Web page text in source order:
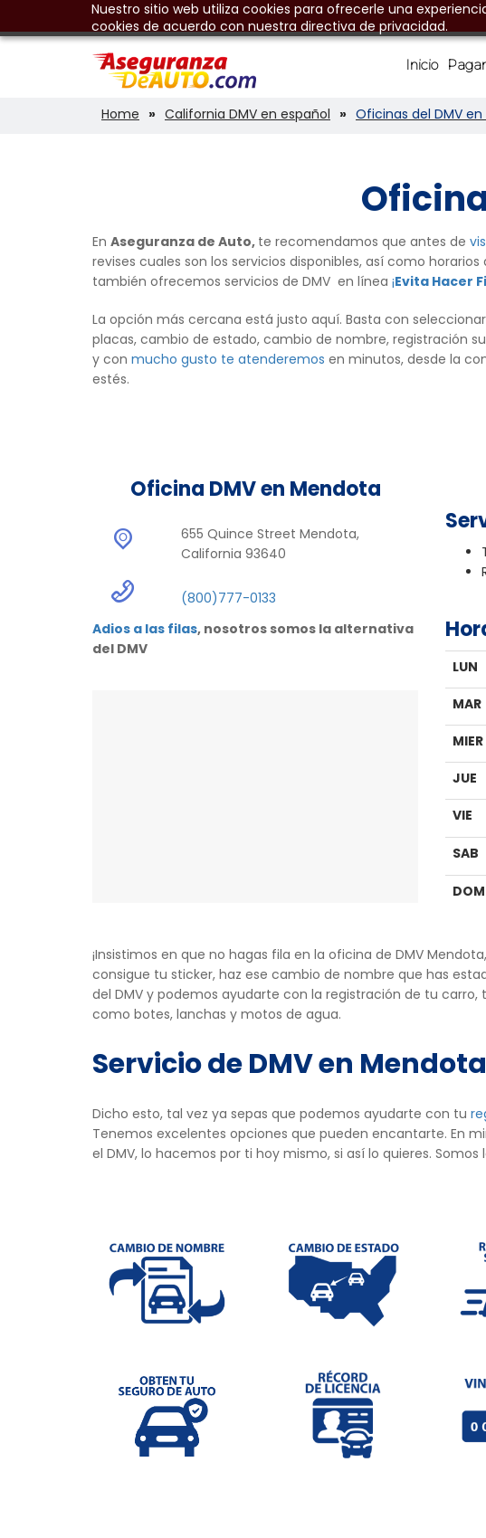
Nuestro sitio web utiliza cookies para ofrecerle una
cookies de acuerdo con nuestra directiva de privacidad.
Inicio
Home California DMV en español Oficinas del DMV
En Aseguranza de Auto, te recomendamos que antes de
revises cuales son los servicios disponibles, así como
también ofrecemos servicios de DMV en línea ¡Evita Hacer
La opción más cercana está justo aquí. Basta con
placas, cambio de estado, cambio de nombre, registración
y con mucho gusto te atenderemos en minutos, desde la
estés.
Oficina DMV en Mendota
655 Quince Street Mendota,
California 93640
(800)777-0133
Adios a las filas, nosotros somos la alternativa
del DMV
LUN
MAR
MIER
JUE
VIE
SAB
DOM
¡Insistimos en que no hagas fila en la oficina de DMV
consigue tu sticker, haz ese cambio de nombre que has
del DMV y podemos ayudarte con la registración de tu
como botes, lanchas y motos de agua.
Servicio de DMV en
Dicho esto, tal vez ya sepas que podemos ayudarte con tu
Tenemos excelentes opciones que pueden encantarte. En
el DMV, lo hacemos por ti hoy mismo, si así lo quieres.